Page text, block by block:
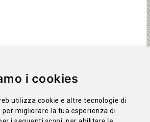
i cookies
utilizza cookie e altre tecnologie di
migliorare la tua esperienza di